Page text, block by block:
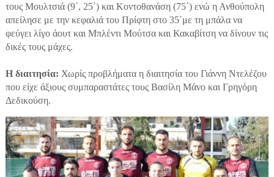
τους Μουλτσιά (9΄, 25΄) και Κοντοθανάση (75΄) ενώ η Ανθούπολη
απείλησε με την κεφαλιά του Πρίφτη στο 35΄με τη μπάλα να
φεύγει λίγο άουτ και Μπλέντι Μούτσα και Κακαβίτση να δίνουν τις
δικές τους μάχες.
Η διαιτησία: Χωρίς προβλήματα η διαιτησία του Γιάννη Ντελέζου
που είχε άξιους συμπαραστάτες τους Βασίλη Μάνο και Γρηγόρη
Δεδικούση.